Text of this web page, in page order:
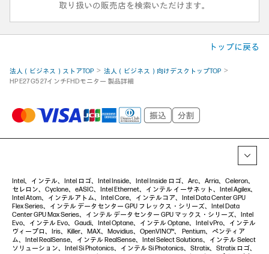
取り扱いの販売店を検索いただけます。
トップに戻る
法人（ビジネス）ストアTOP
法人（ビジネス）向けデスクトップTOP
HP E27 G5 27インチFHDモニター 製品詳細
Intel、インテル、Intel ロゴ、Intel Inside、Intel Inside ロゴ、Arc、Arria、Celeron、
セレロン、Cyclone、eASIC、Intel Ethernet、インテル イーサネット、Intel Agilex、
Intel Atom、インテルアトム、Intel Core、インテルコア、Intel Data Center GPU
Flex Series、インテル データセンター GPU フレックス・シリーズ、Intel Data
Center GPU Max Series、インテル データセンター GPU マックス・シリーズ、Intel
Evo、インテル Evo、Gaudi、Intel Optane、インテル Optane、Intel vPro、インテル
ヴィープロ、Iris、Killer、MAX、Movidius、OpenVINO™、 Pentium、ペンティア
ム、Intel RealSense、インテル RealSense、Intel Select Solutions、インテル Select
ソリューション、Intel Si Photonics、インテル Si Photonics、Stratix、Stratix ロゴ、